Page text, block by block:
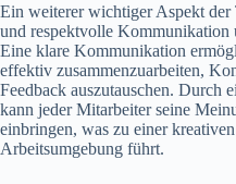
Ein weiterer wichtiger Aspekt der
und respektvolle Kommunikation
Eine klare Kommunikation
effektiv zusammenzuarbeiten,
Feedback auszutauschen. Durch
kann jeder Mitarbeiter seine
einbringen, was zu einer
Arbeitsumgebung führt.